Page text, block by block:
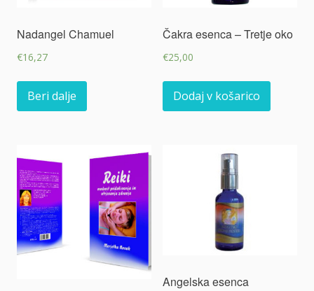
Nadangel Chamuel
€16,27
Beri dalje
Čakra esenca – Tretje oko
€25,00
Dodaj v košarico
Angelska esenca